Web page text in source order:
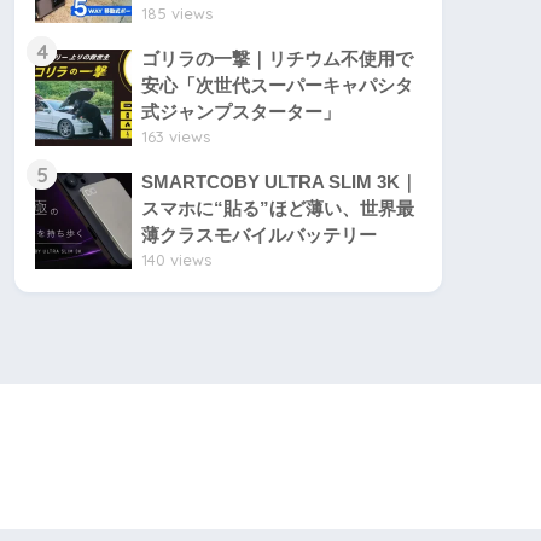
185 views
4
ゴリラの一撃｜リチウム不使用で
安心「次世代スーパーキャパシタ
式ジャンプスターター」
163 views
5
SMARTCOBY ULTRA SLIM 3K｜
スマホに“貼る”ほど薄い、世界最
薄クラスモバイルバッテリー
140 views